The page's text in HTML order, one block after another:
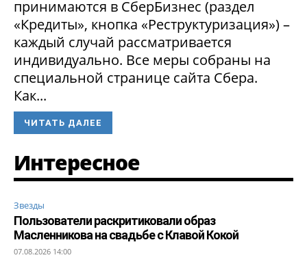
принимаются в СберБизнес (раздел
«Кредиты», кнопка «Реструктуризация») –
каждый случай рассматривается
индивидуально. Все меры собраны на
специальной странице сайта Сбера.
Как...
ЧИТАТЬ ДАЛЕЕ
Интересное
Звезды
Пользователи раскритиковали образ
Масленникова на свадьбе с Клавой Кокой
07.08.2026 14:00